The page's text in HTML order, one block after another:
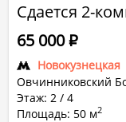
Сдается 2-
Новокузнецкая
Овчинниковский
Этаж: 2 / 4
Площадь: 50 м2
65 000Р